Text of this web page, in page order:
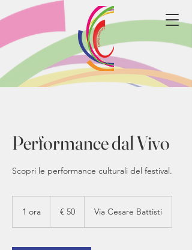
Performance dal Vivo
Scopri le performance culturali del festival.
1 ora € 50 Via Cesare Battisti